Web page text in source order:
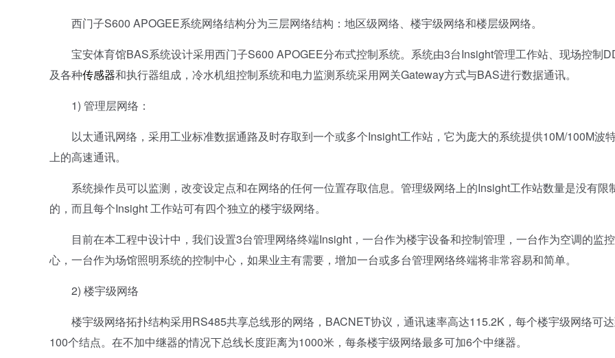
西门子S600 APOGEE系统网络结构分为三层网络结构：地区级网络、楼宇级网络和楼层级网络。
宝安体育馆BAS系统设计采用西门子S600 APOGEE分布式控制系统。系统由3台Insight管理工作站、现场控制
及各种传感器和执行器组成，冷水机组控制系统和电力监测系统采用网关Gateway方式与BAS进行数据通讯。
1) 管理层网络：
以太通讯网络，采用工业标准数据通路及时存取到一个或多个Insight工作站，它为庞大的系统提供10M/100M波
上的高速通讯。
系统操作员可以监测，改变设定点和在网络的任何一位置存取信息。管理级网络上的Insight工作站数量是没有限
的，而且每个Insight 工作站可有四个独立的楼宇级网络。
目前在本工程中设计中，我们设置3台管理网络终端Insight，一台作为楼宇设备和控制管理，一台作为空调的监
心，一台作为场馆照明系统的控制中心，如果业主有需要，增加一台或多台管理网络终端将非常容易和简单。
2) 楼宇级网络
楼宇级网络拓扑结构采用RS485共享总线形的网络，BACNET协议，通讯速率高达115.2K，每个楼宇级网络可
100个结点。在不加中继器的情况下总线长度距离为1000米，每条楼宇级网络最多可加6个中继器。